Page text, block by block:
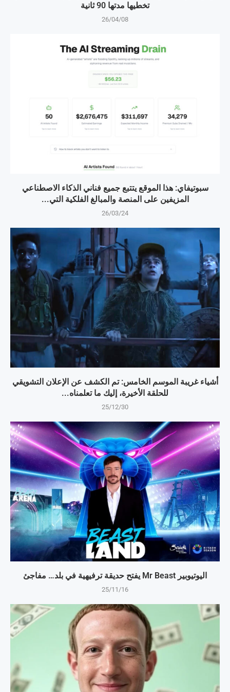
تخطيها مدتها 90 ثانية
26/04/08
سبوتيفاي: هذا الموقع يتتبع جميع فناني الذكاء الاصطناعي
المزيفين على المنصة والمبالغ الفلكية التي...
26/03/24
أشياء غريبة الموسم الخامس: تم الكشف عن الإعلان التشويقي
للحلقة الأخيرة، إليك ما تعلمناه...
25/12/30
اليوتيوبير Mr Beast يفتح حديقة ترفيهية في بلد… مفاجئ
25/11/16